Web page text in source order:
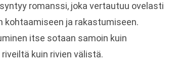
romanssi, joka vertautuu ovelasti
kohtaamiseen ja rakastumiseen.
itse sotaan samoin kuin
kuin rivien välistä.